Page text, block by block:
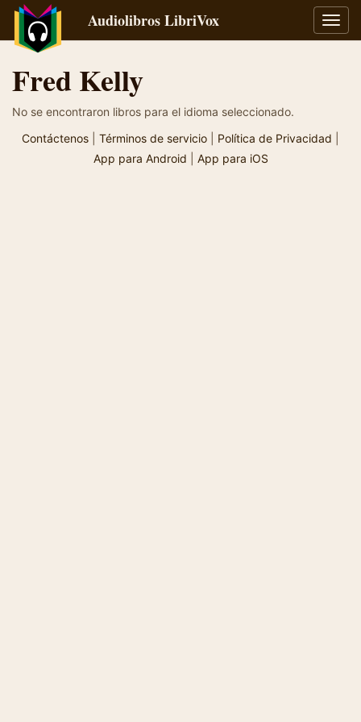
Audiolibros LibriVox
Fred Kelly
No se encontraron libros para el idioma seleccionado.
Contáctenos
Términos de servicio Política de Privacidad
App para Android
App para iOS